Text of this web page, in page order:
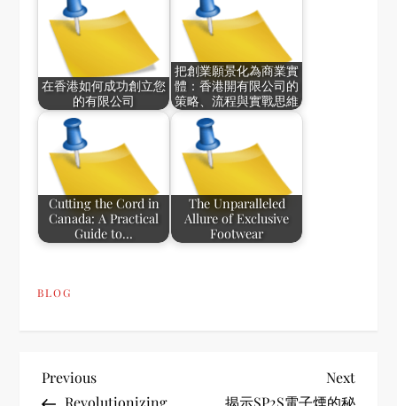
在香港如何成功創立您
的有限公司
把創業願景化為商業實
體：香港開有限公司的
策略、流程與實戰思維
Cutting the Cord in
Canada: A Practical
Guide to…
The Unparalleled
Allure of Exclusive
Footwear
BLOG
P
Previous
Post
Previous
Revolutionizing
Next
Post
Next
揭示SP2S電子煙的秘